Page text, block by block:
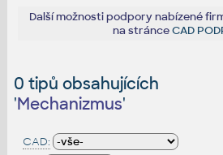
Další možnosti podpory nabízené
na stránceCAD
0 tipů obsahujících
'Mechanizmus'
CAD: